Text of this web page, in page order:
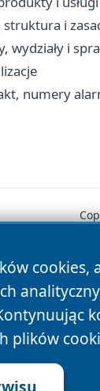
struktura i
i
numery
cookies,
plików